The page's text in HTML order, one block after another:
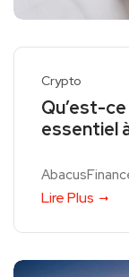
Crypto
Qu’est-
essentiel
Lire Plus